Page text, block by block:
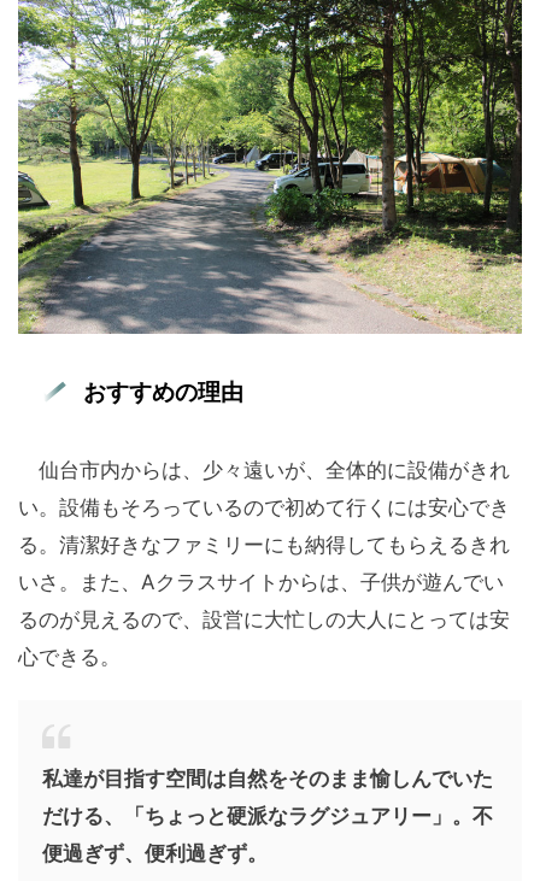
おすすめの理由
仙台市内からは、少々遠いが、全体的に設備がきれ
い。設備もそろっているので初めて行くには安心でき
る。清潔好きなファミリーにも納得してもらえるきれ
いさ。また、Aクラスサイトからは、子供が遊んでい
るのが見えるので、設営に大忙しの大人にとっては安
心できる。
私達が目指す空間は自然をそのまま愉しんでいた
だける、「ちょっと硬派なラグジュアリー」。不
便過ぎず、便利過ぎず。